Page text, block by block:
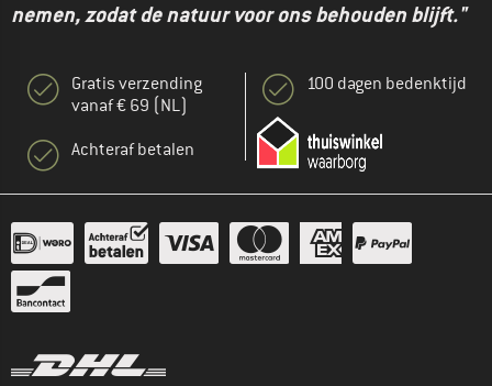
nemen, zodat de natuur voor ons behouden blijft."
Gratis verzending
vanaf € 69 (NL)
Achteraf betalen
100 dagen bedenktijd